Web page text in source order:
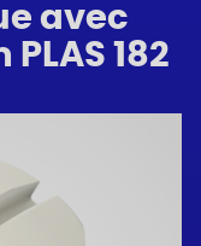
avec
182